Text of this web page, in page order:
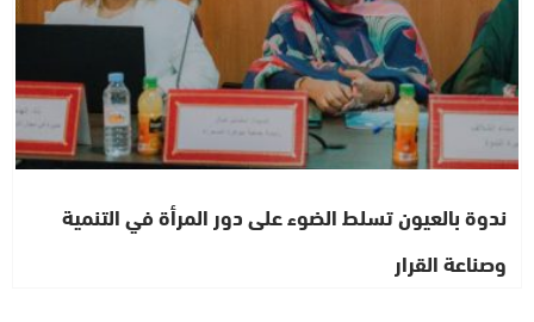
ندوة بالعيون تسلط الضوء على دور المرأة في التنمية
وصناعة القرار